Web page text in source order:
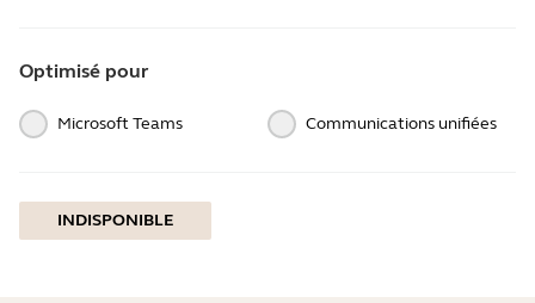
Optimisé pour
Microsoft Teams Communications unifiées
INDISPONIBLE